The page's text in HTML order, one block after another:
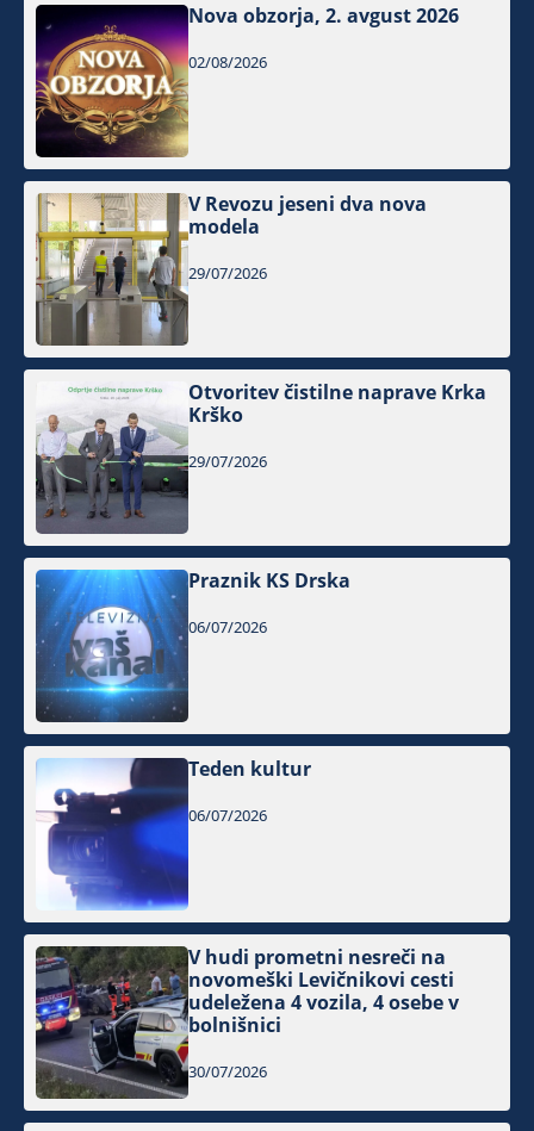
Nova obzorja, 2. avgust 2026
02/08/2026
V Revozu jeseni dva nova
modela
29/07/2026
Otvoritev čistilne naprave Krka
Krško
29/07/2026
Praznik KS Drska
06/07/2026
Teden kultur
06/07/2026
V hudi prometni nesreči na
novomeški Levičnikovi cesti
udeležena 4 vozila, 4 osebe v
bolnišnici
30/07/2026